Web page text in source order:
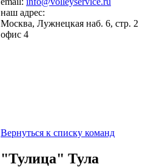
наш адрес:
Москва, Лужнецкая наб. 6, стр. 2
офис 4
Вернуться к списку команд
"Тулица" Тула